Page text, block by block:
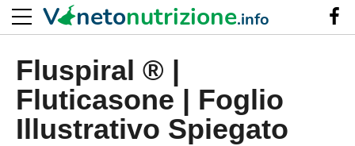
Fluspiral ® |
Fluticasone | Foglio
Illustrativo Spiegato
V netonutrizione.info